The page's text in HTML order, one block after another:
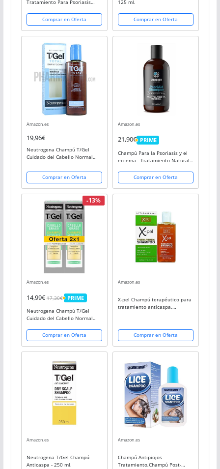
Tratamiento Para Psoriasis
y Picazón del Cuero Cabelludo,
Combate el Exceso de Grasa -
Healpsorin
Comprar en Oferta
125 ml.
Comprar en Oferta
Amazon.es
19,96€
Neutrogena Champú T/Gel
Cuidado del Cabello Normal
Comprar en Oferta
Amazon.es
21,90€ PRIME
PRIME
Champú Para la Psoriasis y el
eccema - Tratamiento Natural
de Alquitrán de Carbón
Canceroso. Sin Sulfato, Alivio
del Picor del...
Comprar en Oferta
-13%
Amazon.es
14,99€17,30€ PRIME
PRIME
Neutrogena Champú T/Gel
Cuidado del Cabello Normal
Comprar en Oferta
Amazon.es
X-pel Champú terapéutico para
tratamiento anticaspa,
Comprar en Oferta
Amazon.es
Neutrogena T/Gel Champú
Anticaspa - 250 ml.
Amazon.es
Champú Antipiojos
Tratamiento,Champú Post-